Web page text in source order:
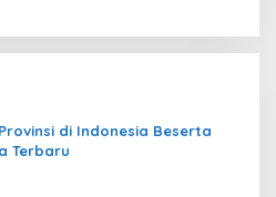
di Indonesia Beserta
Terbaru